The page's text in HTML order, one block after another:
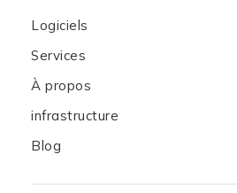
Logiciels
Services
À propos
infrastructure
Blog